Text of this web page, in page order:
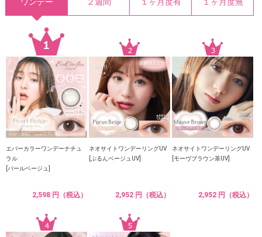
エバーカラーワンデーナチュ
ラル
[パールベージュ]
2,598 円（税込）
ネオサイトワンデーリングUV
[ぷるんベージュUV]
2,952 円（税込）
ネオサイトワンデーリングUV
[モーヴブラウン茶UV]
2,952 円（税込）